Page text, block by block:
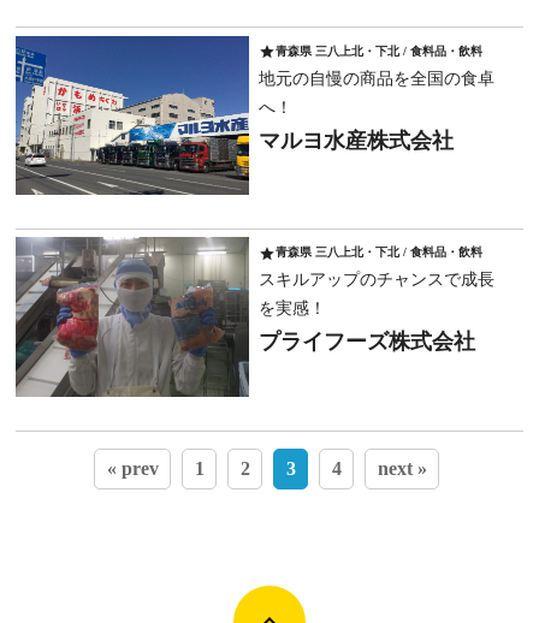
star青森県 三八上北・下北 / 食料品・飲料
地元の自慢の商品を全国の食卓
へ！
マルヨ水産株式会社
star青森県 三八上北・下北 / 食料品・飲料
スキルアップのチャンスで成長
を実感！
プライフーズ株式会社
« prev 1 2 3 4 next »